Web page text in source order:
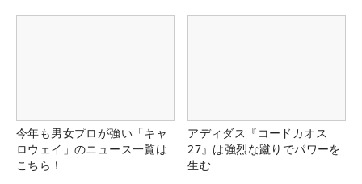
今年も男女プロが強い「キャ
ロウェイ」のニュース一覧は
こちら！
アディダス『コードカオス
27』は強烈な蹴りでパワーを
生む